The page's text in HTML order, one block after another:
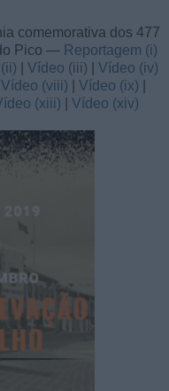
comemorativa dos 477
Pico — Reportagem (i)
Vídeo (iii)
Vídeo (iv)
Vídeo (viii) Vídeo (ix)
(xiii) Vídeo (xiv)